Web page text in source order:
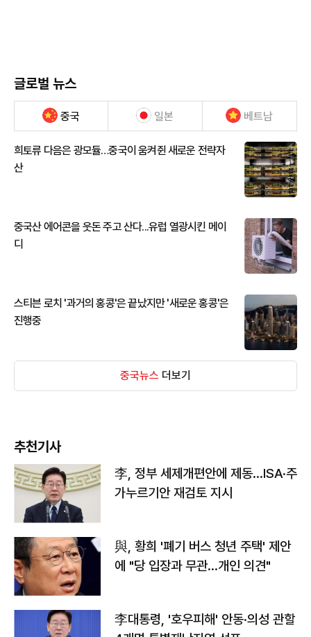
글로벌 뉴스
중국 일본 베트남
희토류 다음은 광모듈…중국이 움켜쥔 새로운 전략자
산
중국산 에어콘을 웃돈 주고 산다...유럽 열광시킨 메이
디
스티븐 로치 '과거의 홍콩'은 끝났지만 '새로운 홍콩'은
진행중
중국뉴스 더보기
추천기사
李, 정부 세제개편안에 제동…ISA·주
가누르기안 재검토 지시
與, 황희 '폐기 버스 청년 주택' 제안
에 "당 입장과 무관…개인 의견"
李대통령, '호우피해' 안동·의성 관할